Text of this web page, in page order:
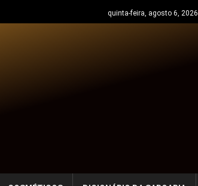
quinta-feira, agosto 6, 2026